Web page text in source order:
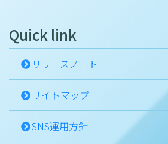
Quick link
リリースノート
サイトマップ
SNS運用方針